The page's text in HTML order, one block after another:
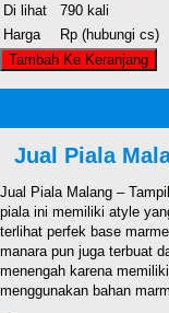
Di lihat
790 kali
Harga
Rp (hubungi cs)
Jual Piala
Jual Piala Malang –
piala ini memiliki atyle
terlihat perfek base
manara pun juga terbuat
menengah karena
menggunakan bahan